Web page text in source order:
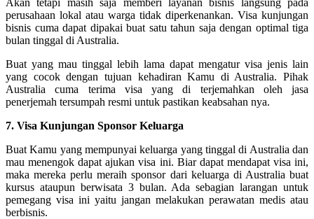
perusahaan lokal atau warga tidak diperkenankan. Visa kunjungan
bisnis cuma dapat dipakai buat satu tahun saja dengan optimal tiga
bulan tinggal di Australia.
Buat yang mau tinggal lebih lama dapat mengatur visa jenis lain
yang cocok dengan tujuan kehadiran Kamu di Australia. Pihak
Australia cuma terima visa yang di terjemahkan oleh jasa
penerjemah tersumpah resmi untuk pastikan keabsahan nya.
7. Visa Kunjungan Sponsor Keluarga
Buat Kamu yang mempunyai keluarga yang tinggal di Australia dan
mau menengok dapat ajukan visa ini. Biar dapat mendapat visa ini,
maka mereka perlu meraih sponsor dari keluarga di Australia buat
kursus ataupun berwisata 3 bulan. Ada sebagian larangan untuk
pemegang visa ini yaitu jangan melakukan perawatan medis atau
berbisnis.